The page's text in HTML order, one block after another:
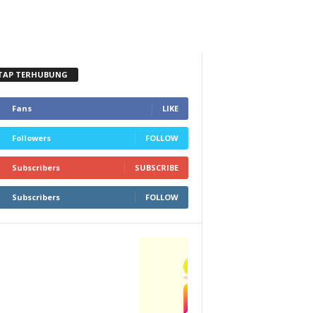
TERHUBUNG
Fans LIKE
Followers FOLLOW
Subscribers SUBSCRIBE
Subscribers FOLLOW